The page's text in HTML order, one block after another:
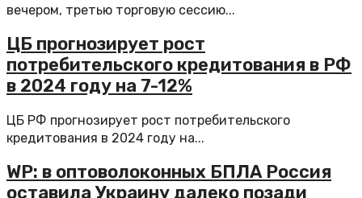
вечером, третью торговую сессию...
ЦБ прогнозирует рост
потребительского кредитования в РФ
в 2024 году на 7-12%
ЦБ РФ прогнозирует рост потребительского
кредитования в 2024 году на...
WP: в оптоволоконных БПЛА Россия
оставила Украину далеко позади